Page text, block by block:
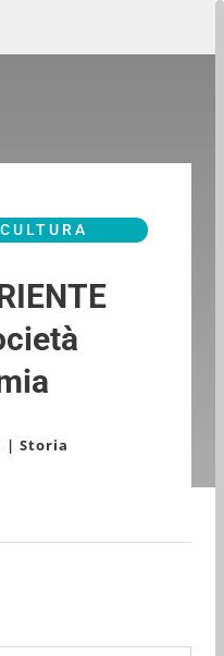
| Storia